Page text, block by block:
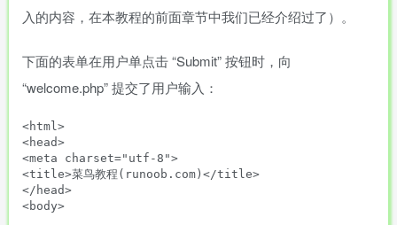
入的内容，在本教程的前面章节中我们已经介绍过了）。
下面的表单在用户单点击 “Submit” 按钮时，向
“welcome.php” 提交了用户输入：
<html>
<head>
<meta charset="utf-8">
<title>菜鸟教程(runoob.com)</title>
</head>
<body>